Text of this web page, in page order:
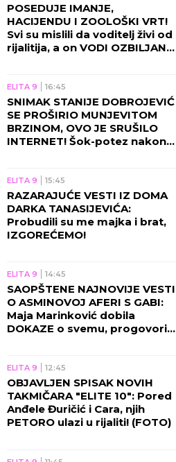
POSEDUJE IMANJE,
HACIJENDU I ZOOLOŠKI VRT!
Svi su mislili da voditelj živi od
rijalitija, a on VODI OZBILJAN
ELITA 9 16:45
SNIMAK STANIJE DOBROJEVIĆ
SE PROŠIRIO MUNJEVITOM
BRZINOM, OVO JE SRUŠILO
INTERNET! Šok-potez nakon
ELITA 9 15:45
RAZARAJUĆE VESTI IZ DOMA
DARKA TANASIJEVIĆA:
Probudili su me majka i brat,
IZGOREĆEMO!
ELITA 9 14:45
SAOPŠTENE NAJNOVIJE VESTI
O ASMINOVOJ AFERI S GABI:
Maja Marinković dobila
DOKAZE o svemu, progovorila
ELITA 9 12:45
OBJAVLJEN SPISAK NOVIH
TAKMIČARA "ELITE 10": Pored
Anđele Đuričić i Cara, njih
PETORO ulazi u rijaliti! (FOTO)